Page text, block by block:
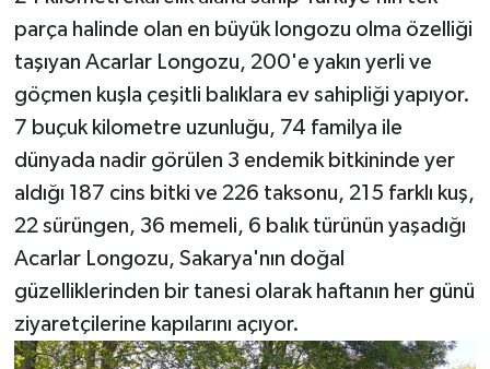
parça halinde olan en büyük longozu olma özelliği
taşıyan Acarlar Longozu, 200'e yakın yerli ve
göçmen kuşla çeşitli balıklara ev sahipliği yapıyor.
7 buçuk kilometre uzunluğu, 74 familya ile
dünyada nadir görülen 3 endemik bitkininde yer
aldığı 187 cins bitki ve 226 taksonu, 215 farklı kuş,
22 sürüngen, 36 memeli, 6 balık türünün yaşadığı
Acarlar Longozu, Sakarya'nın doğal
güzelliklerinden bir tanesi olarak haftanın her günü
ziyaretçilerine kapılarını açıyor.